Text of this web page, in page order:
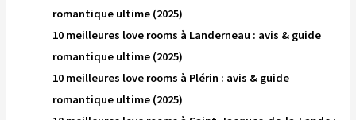
romantique ultime (2025)
10 meilleures love rooms à Landerneau : avis & guide
romantique ultime (2025)
10 meilleures love rooms à Plérin : avis & guide
romantique ultime (2025)